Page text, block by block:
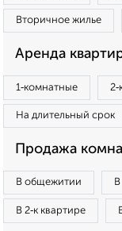
Вторичное жилье
Аренда
1‑комнатные
На длительный срок
Продажа
В общежитии
В 2‑к квартире